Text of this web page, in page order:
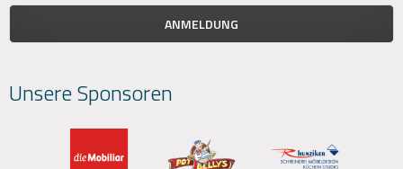
Unsere Sponsoren